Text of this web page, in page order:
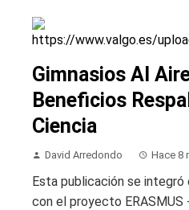
Gimnasios Al
Beneficios
Ciencia
David Arredondo Hace 8
Esta publicación se integró
con el proyecto ERASMUS